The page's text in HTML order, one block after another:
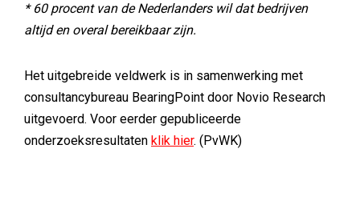
* 60 procent van de Nederlanders wil dat bedrijven
altijd en overal bereikbaar zijn.
Het uitgebreide veldwerk is in samenwerking met
consultancybureau BearingPoint door Novio Research
uitgevoerd. Voor eerder gepubliceerde
onderzoeksresultaten klik hier. (PvWK)